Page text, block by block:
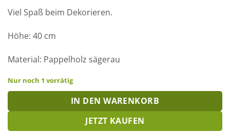
Viel Spaß beim Dekorieren.
Höhe: 40 cm
Material: Pappelholz sägerau
Nur noch 1 vorrätig
IN DEN WARENKORB
JETZT KAUFEN